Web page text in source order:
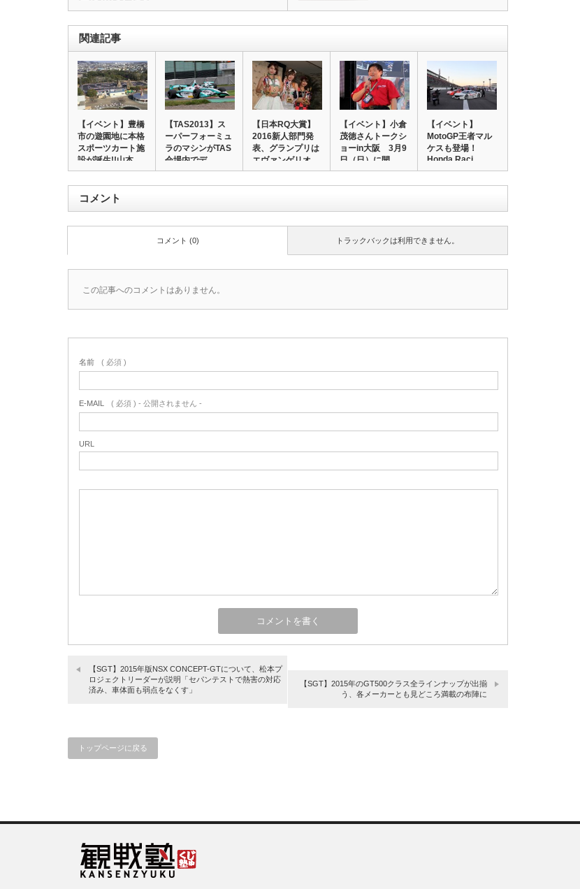
関連記事
【イベント】豊橋
市の遊園地に本格
スポーツカート施
設が誕生!!山本…
【TAS2013】ス
ーパーフォーミュ
ラのマシンがTAS
会場内でデ…
【日本RQ大賞】
2016新人部門発
表、グランプリは
エヴァンゲリオ…
【イベント】小倉
茂徳さんトークシ
ョーin大阪 3月9
日（日）に開…
【イベント】
MotoGP王者マル
ケスも登場！
Honda Raci…
コメント
トラックバックは利用できません。
コメント (0)
この記事へのコメントはありません。
名前 ( 必須 )
E-MAIL ( 必須 ) - 公開されません -
URL
【SGT】2015年版NSX CONCEPT-GTについて、松本プ
ロジェクトリーダーが説明「セパンテストで熱害の対応
済み、車体面も弱点をなくす」
【SGT】2015年のGT500クラス全ラインナップが出揃
う、各メーカーとも見どころ満載の布陣に
トップページに戻る